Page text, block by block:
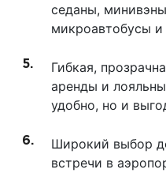
седаны,
микроавтобусы и
Гибкая,
аренды и
удобно, но и
Широкий выбор
встречи в